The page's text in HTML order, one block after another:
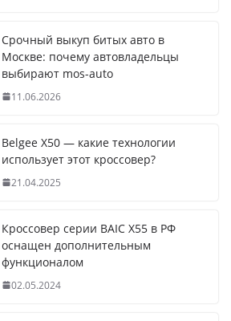
Срочный выкуп битых авто в
Москве: почему автовладельцы
выбирают mos-auto
11.06.2026
Belgee X50 — какие технологии
использует этот кроссовер?
21.04.2025
Кроссовер серии BAIC X55 в РФ
оснащен дополнительным
функционалом
02.05.2024